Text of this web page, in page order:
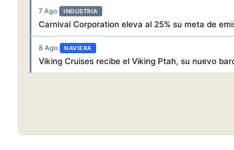
7 Ago· INDUSTRIA
Carnival Corporation eleva al 25% su meta de
8 Ago· NAVIERA
Viking Cruises recibe el Viking Ptah, su nuevo